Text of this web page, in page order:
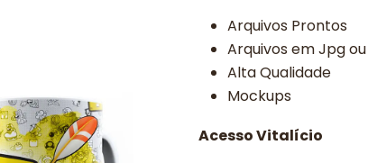
Arquivos Prontos
Arquivos em Jpg
Alta Qualidade
Mockups
Acesso Vitalício